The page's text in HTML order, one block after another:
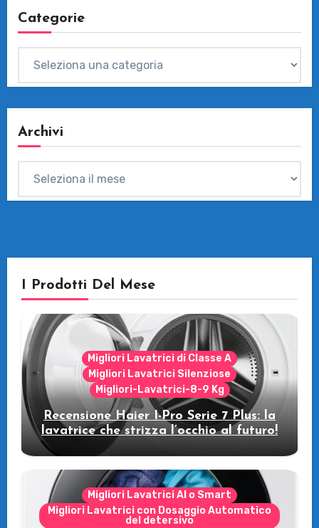
Categorie
Archivi
I Prodotti Del Mese
Migliori Lavatrici di Classe A
Migliori Lavatrici Silenziose
Migliori-Lavatrici-8-9 Kg
Recensione Haier I-Pro Serie 7 Plus: la
lavatrice che strizza l’occhio al futuro!
Migliori Lavatrici AI o Smart
Migliori Lavatrici con Dosaggio Automatico
del detersivo